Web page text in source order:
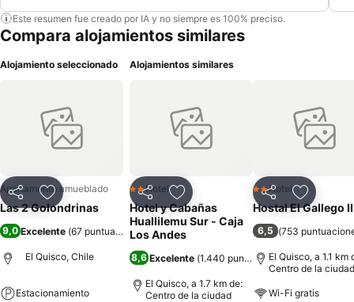
Este resumen fue creado por IA y no siempre es 100% preciso.
Compara alojamientos similares
Alojamiento seleccionado
CompartirAgregar a favoritos
Apartamento amueblado
Las 2 Golondrinas
9,0 Excelente (67 puntuaciones)
El Quisco, Chile
Estacionamiento
Alojamientos similares
CompartirAgregar a favoritos
2 Estrellas
Hotel
Hotel y Cabañas
Huallilemu Sur - Caja
Los Andes
8,6 Excelente (1.440 puntuaciones)
El Quisco, a 1.7 km de:
Centro de la ciudad
CompartirAgregar
2 Estrellas
Hotel
Hostal El Gallego
6,5 (753
El Quisco, a 1.1 km
Centro de la ciudad
Wi-Fi gratis